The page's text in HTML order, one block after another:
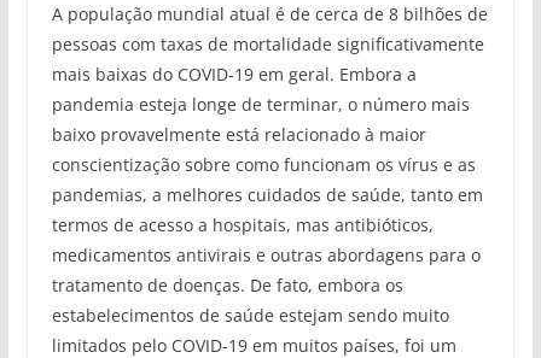
A população mundial atual é de cerca de 8 bilhões de
pessoas com taxas de mortalidade significativamente
mais baixas do COVID-19 em geral. Embora a
pandemia esteja longe de terminar, o número mais
baixo provavelmente está relacionado à maior
conscientização sobre como funcionam os vírus e as
pandemias, a melhores cuidados de saúde, tanto em
termos de acesso a hospitais, mas antibióticos,
medicamentos antivirais e outras abordagens para o
tratamento de doenças. De fato, embora os
estabelecimentos de saúde estejam sendo muito
limitados pelo COVID-19 em muitos países, foi um